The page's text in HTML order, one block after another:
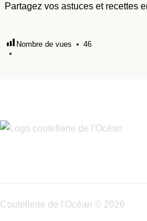
Partagez vos astuces et recettes
Nombre de vues 46
Coutellerie de l'Océan © 2026